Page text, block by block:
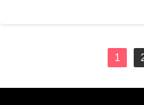
1